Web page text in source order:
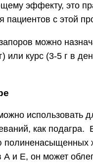
эффекту, это
пациентов с этой
можно
или курс (3-5 г в
использовать
как подагра.
полиненасыщенных
А и Е, он может